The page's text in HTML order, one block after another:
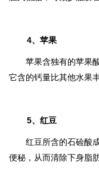
4、苹果
苹果含独有的苹果
它含的钙量比其他水果
5、红豆
红豆所含的石硷酸
便秘，从而清除下身脂肪